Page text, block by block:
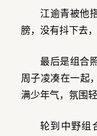
江逾青被他
膀，没有抖下去
最后是组合
周子凌凑在一起
满少年气，氛围轻
轮到中野组